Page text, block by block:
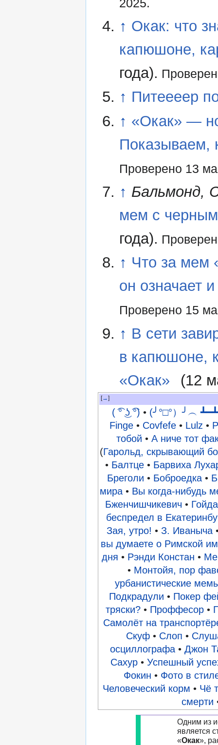
↑ Окак: что
капюшоне,
года).
↑ Питеееер
↑ «Окак» —
Показываем,
Проверено 13
↑ Бальмонд,
мем с
года).
↑ Что за мем
он означает
Проверено 15
↑ В сети
в капюшоне,
«Окак»
(12
→
( ͡° ͜ʖ ͡°) • (╯°□°）╯︵ ┻━┻
Finge • Covfefe • Lulz •
тобой •А ниче тот
(Гарольд, скрывающий
• Балтце • Барвиха
Бреголи • Боброедка •
мира • Вы когда-нибудь
Бженчишчикевич • Гойда
беспредел в
Зая, утро! • З. Иваныча
вы думаете о Римской
дня • Рэнди Констан •
• Монтойя, пор
урбанистические
Подкрадули • Покер
тряски? • Проффесор •
Самолёт на
Скуф • Слоп •
осциллографа •Джон
Сахур •Успешный
Фокин • Фото в
Человеческий корм • Чё
смерти
Одним из
является
«Окак»,